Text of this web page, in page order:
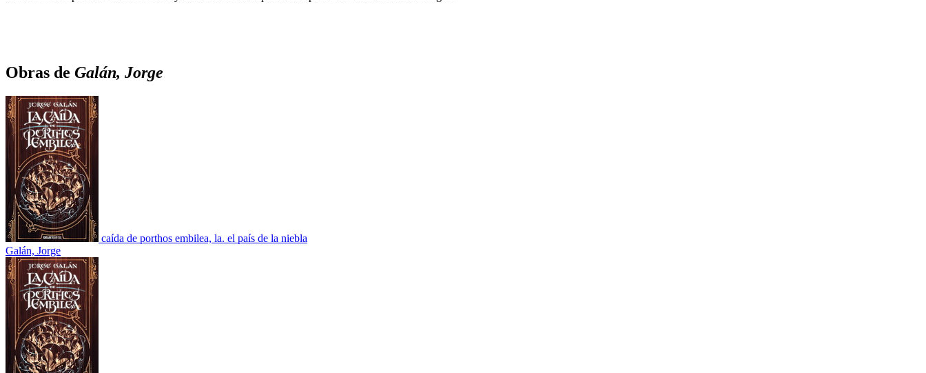
Obras de Galán, Jorge
caída de porthos embilea, la. el país de la niebla
Galán, Jorge